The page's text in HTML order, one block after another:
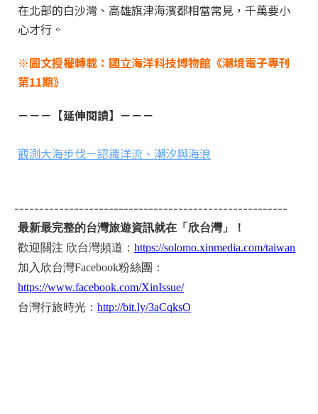
在北部的白沙灣、高雄旗津海濱都相當常見，千萬要小
心才行。
※圖文授權轉載：國立海洋科技博物館《潮境電子專刊
第11期》
－－－【延伸閱讀】－－－
觀測大海步伐－認識洋流、潮汐與海浪
-------------------------------------------------------
最新最完整的台灣旅遊資訊就在「欣台灣」！
歡迎關注 欣台灣頻道： https://solomo.xinmedia.com/taiwan
加入欣台灣Facebook粉絲團：
https://www.facebook.com/XinIssue/
台灣行旅時光： http://bit.ly/3aCqksO